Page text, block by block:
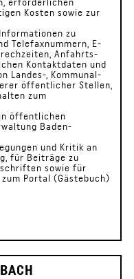
Kosten sowie zur
zu
Telefaxnummern, E-
Anfahrts-
Kontaktdaten und
Landes-, Kommunal-
öffentlicher Stellen,
zum
öffentlichen
Baden-
und Kritik an
für Beiträge zu
sowie für
zum Portal (Gästebuch)